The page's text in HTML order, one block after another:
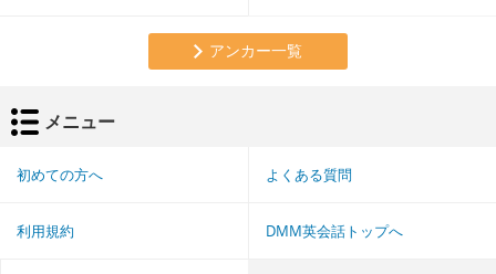
アンカー一覧
メニュー
初めての方へ よくある質問
利用規約 DMM英会話トップへ